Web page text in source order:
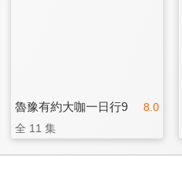
8.0
魯豫有約大咖一日行9
全 11 集